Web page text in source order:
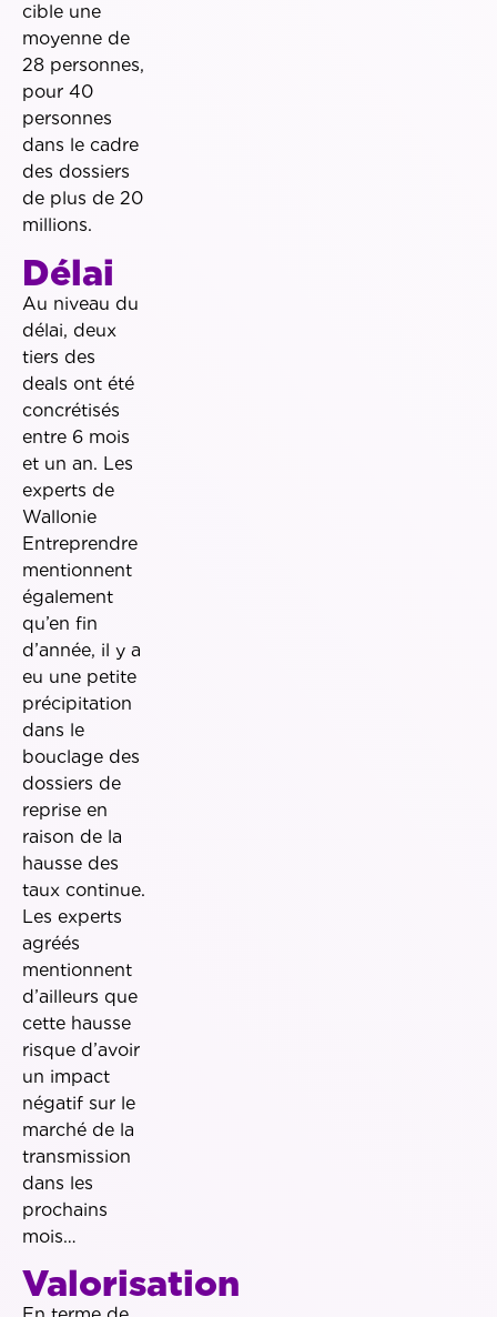
cible une
moyenne de
28 personnes,
pour 40
personnes
dans le cadre
des dossiers
de plus de 20
millions.
Délai
Au niveau du
délai, deux
tiers des
deals ont été
concrétisés
entre 6 mois
et un an. Les
experts de
Wallonie
Entreprendre
mentionnent
également
qu’en fin
d’année, il y a
eu une petite
précipitation
dans le
bouclage des
dossiers de
reprise en
raison de la
hausse des
taux continue.
Les experts
agréés
mentionnent
d’ailleurs que
cette hausse
risque d’avoir
un impact
négatif sur le
marché de la
transmission
dans les
prochains
mois…
Valorisation